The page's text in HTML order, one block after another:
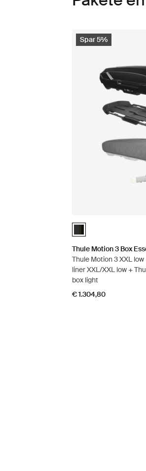
Spar 5%
Thule Motion 3 Box
Thule Motion 3 Box
Thule Motion 3 XXL
liner XXL/XXL low +
box light
€ 1.304,80